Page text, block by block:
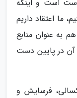
است و اینکه
ما اعتقاد داریم
به عنوان منابع
آن در پایین دست
فرسایش و